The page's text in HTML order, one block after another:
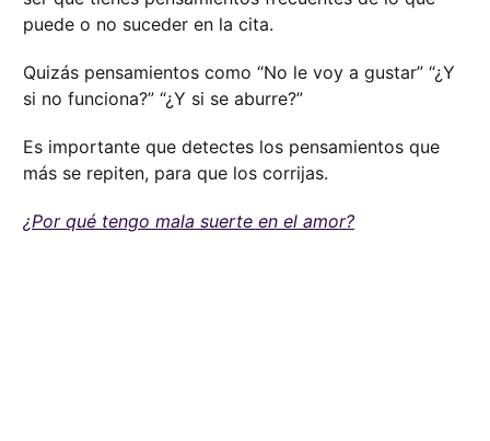
puede o no suceder en la cita.
Quizás pensamientos como “No le voy a gustar” “¿Y
si no funciona?” “¿Y si se aburre?”
Es importante que detectes los pensamientos que
más se repiten, para que los corrijas.
¿Por qué tengo mala suerte en el amor?